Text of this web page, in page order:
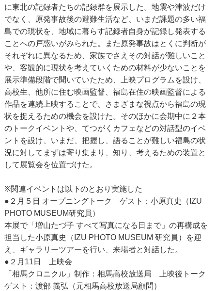
に東北の記録者たちの記録群を展示した。地震や津波だけ
でなく、原発事故後の避難生活など、いまだ課題の多い福
島での現状を、地域に暮らす記録者自身が記録し発表する
ことへの戸惑いがみられた。また原発事故はとくに判断が
それぞれに異なるため、家族でさえその対話が難しいこと
や、客観的に現状を考えていくための材料が少ないことを
展示準備段階で聞いていたため、上映プログラムを設け、
高校生、他所に住む映画監督、福島在住の映画監督による
作品を連続上映することで、さまざまな視点から福島の現
状を捉えるための機会を設けた。そのほかに会期中に２本
のトークイベントや、てつがくカフェなどの対話型のイベ
ントを設け、いまだ、把握し、語ることが難しい福島の状
況に対してまずは寄り集まり、知り、考えるための装置と
して展覧会を位置づけた。
※関連イベントは以下のとおり実施した
●２月５日 オープニングトーク ゲスト：小原真史（IZU
PHOTO MUSEUM研究員）
本展で「増山たづ子 すべて写真になる日まで」の再構成を
担当した小原真史（IZU PHOTO MUSEUM 研究員）を迎
え、ギャラリーツアーを行い、来場者と対話した。
●２月11日 上映会
「相馬クロニクル」制作：相馬高校放送局 上映後トーク
ゲスト：渡部 義弘（元相馬高校放送局顧問）